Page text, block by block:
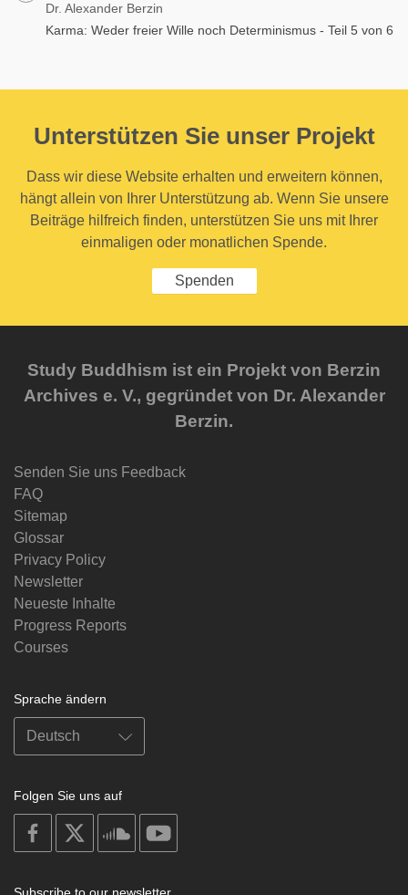
Dr. Alexander Berzin
Karma: Weder freier Wille noch Determinismus - Teil 5 von 6
Unterstützen Sie unser Projekt
Dass wir diese Website erhalten und erweitern können,
hängt allein von Ihrer Unterstützung ab. Wenn Sie unsere
Beiträge hilfreich finden, unterstützen Sie uns mit Ihrer
einmaligen oder monatlichen Spende.
Spenden
Study Buddhism ist ein Projekt von Berzin
Archives e. V., gegründet von Dr. Alexander
Berzin.
Senden Sie uns Feedback
FAQ
Sitemap
Glossar
Privacy Policy
Newsletter
Neueste Inhalte
Progress Reports
Courses
Sprache ändern
Folgen Sie uns auf
on
facebook
soundcloud